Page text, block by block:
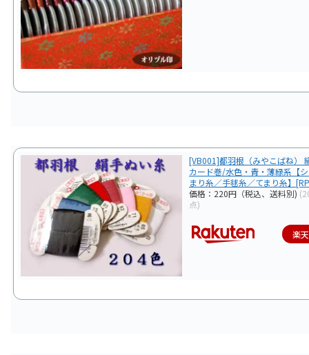
[VB001]都羽根（みやこばね）
カード巻/水色・青・薄緑系【
まり糸／手毬糸／てまり糸】
価格：220円（税込、送料別)
点)
楽